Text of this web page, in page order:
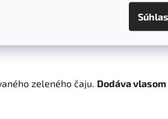
čaj Noah 250ml
zeleného čaju. Dodáva vlasom